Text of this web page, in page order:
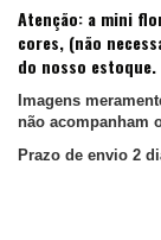
Atenção: a mini
cores, (não
do nosso estoque.
Imagens
não acompanham
Prazo de envio 2